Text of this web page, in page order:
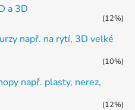
a 3D
(12%)
např. na rytí, 3D velké
(10%)
např. plasty, nerez,
(12%)